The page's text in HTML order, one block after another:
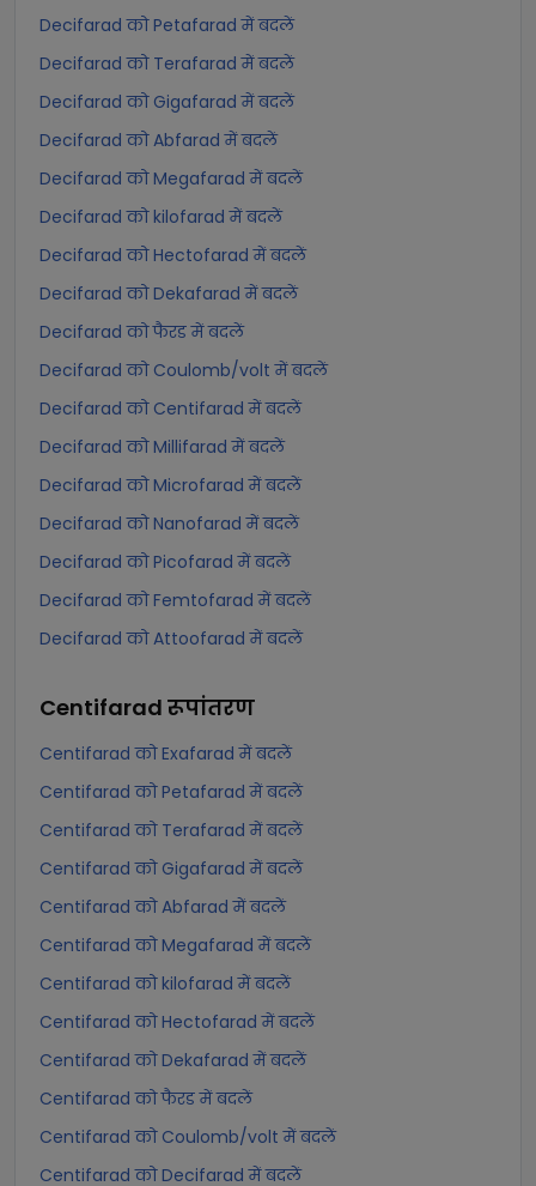
Decifarad को Petafarad में बदलें
Decifarad को Terafarad में बदलें
Decifarad को Gigafarad में बदलें
Decifarad को Abfarad में बदलें
Decifarad को Megafarad में बदलें
Decifarad को kilofarad में बदलें
Decifarad को Hectofarad में बदलें
Decifarad को Dekafarad में बदलें
Decifarad को फैरड में बदलें
Decifarad को Coulomb/volt में बदलें
Decifarad को Centifarad में बदलें
Decifarad को Millifarad में बदलें
Decifarad को Microfarad में बदलें
Decifarad को Nanofarad में बदलें
Decifarad को Picofarad में बदलें
Decifarad को Femtofarad में बदलें
Decifarad को Attoofarad में बदलें
Centifarad रूपांतरण
Centifarad को Exafarad में बदलें
Centifarad को Petafarad में बदलें
Centifarad को Terafarad में बदलें
Centifarad को Gigafarad में बदलें
Centifarad को Abfarad में बदलें
Centifarad को Megafarad में बदलें
Centifarad को kilofarad में बदलें
Centifarad को Hectofarad में बदलें
Centifarad को Dekafarad में बदलें
Centifarad को फैरड में बदलें
Centifarad को Coulomb/volt में बदलें
Centifarad को Decifarad में बदलें